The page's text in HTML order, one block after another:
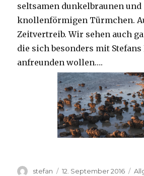
seltsamen dunkelbraunen und
knollenförmigen Türmchen.
Zeitvertreib. Wir sehen auch
die sich besonders mit Stefans
anfreunden wollen….
Autor
stefan
Veröffentlicht
12. September 2016